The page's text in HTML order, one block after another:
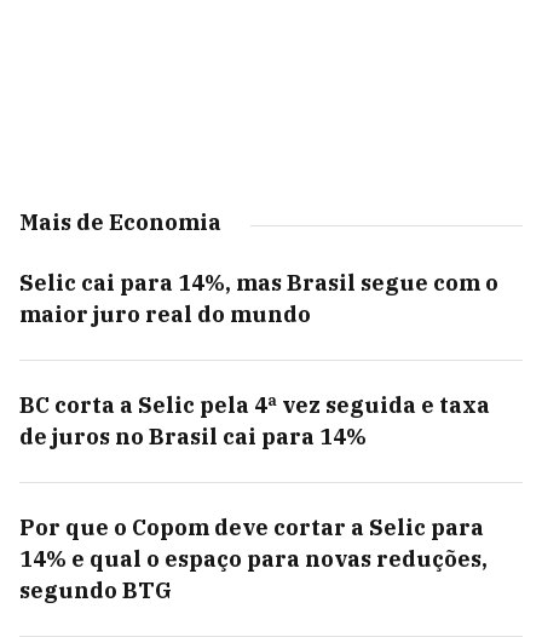
Mais de Economia
Selic cai para 14%, mas Brasil segue com o
maior juro real do mundo
BC corta a Selic pela 4ª vez seguida e taxa
de juros no Brasil cai para 14%
Por que o Copom deve cortar a Selic para
14% e qual o espaço para novas reduções,
segundo BTG